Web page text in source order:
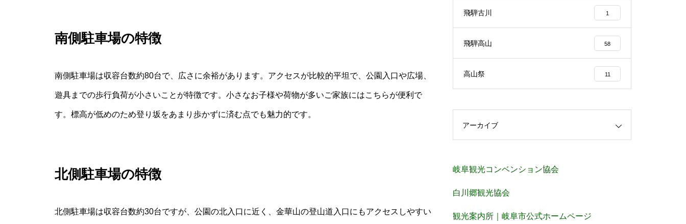
南側駐車場の特徴
南側駐車場は収容台数約80台で、広さに余裕があります。アクセスが比較的平坦で、公園入口や広場、
遊具までの歩行負荷が小さいことが特徴です。小さなお子様や荷物が多いご家族にはこちらが便利で
す。標高が低めのため登り坂をあまり歩かずに済む点でも魅力的です。
北側駐車場の特徴
北側駐車場は収容台数約30台ですが、公園の北入口に近く、金華山の登山道入口にもアクセスしやすい
飛騨古川 1
飛騨高山 58
高山祭 11
アーカイブ
岐阜観光コンベンション協会
白川郷観光協会
観光案内所｜岐阜市公式ホームページ